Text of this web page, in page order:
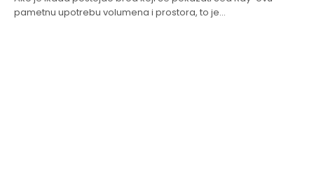
pametnu upotrebu volumena i prostora, to je...